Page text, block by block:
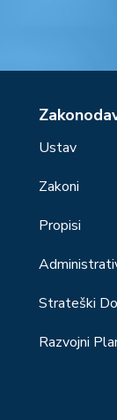
Ustav
Zakoni
Propisi
Strateški
Razvojni